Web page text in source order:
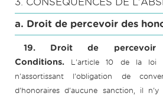
a. Droit de percevoir des
19. Droit de percevoir
Conditions.
L'article 10 de la loi
n'assortissant l'obligation de
d'honoraires d'aucune sanction, il